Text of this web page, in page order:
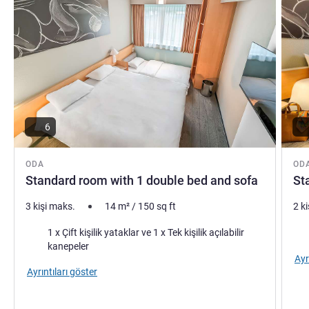
ODA
Standard room with 1 double bed and sofa
6
3 kişi maks. 14 m²/ 150 sq ft
1 x Çift kişilik yataklar ve 1 x Tek kişilik açılabilir
kanepeler
Ayrıntıları göster
2